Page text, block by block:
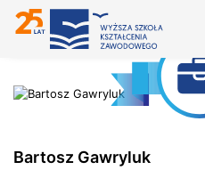
Bartosz Gawryluk